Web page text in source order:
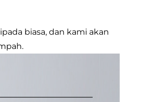
biasa, dan kami akan